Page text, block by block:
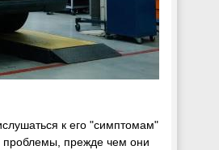
к его "симптомам"
проблемы, прежде чем они